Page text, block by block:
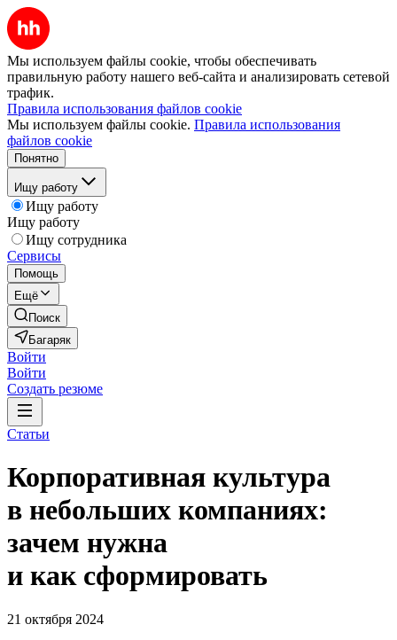
Мы используем файлы cookie, чтобы обеспечивать
правильную работу нашего веб-сайта и анализировать сетевой
трафик.
Правила использования файлов cookie
Мы используем файлы cookie. Правила использования
файлов cookie
Понятно
Ищу работу
Ищу работу
Ищу работу
Ищу сотрудника
Сервисы
Помощь
Ещё
Поиск
Багаряк
Войти
Войти
Создать резюме
Статьи
Корпоративная культура
в небольших компаниях:
зачем нужна
и как сформировать
21 октября 2024